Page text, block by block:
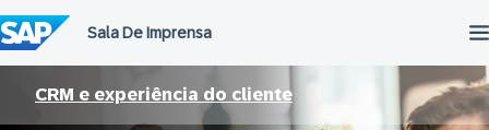
para
o
conteúdo
CRM e experiência do cliente